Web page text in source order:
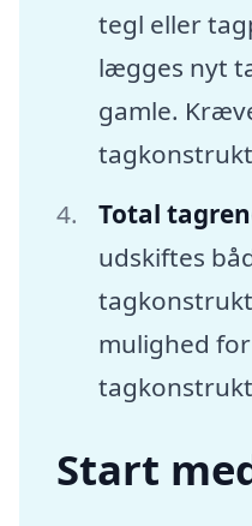
tegl eller
lægges nyt
gamle.
Total
udskiftes
mulighed
Start